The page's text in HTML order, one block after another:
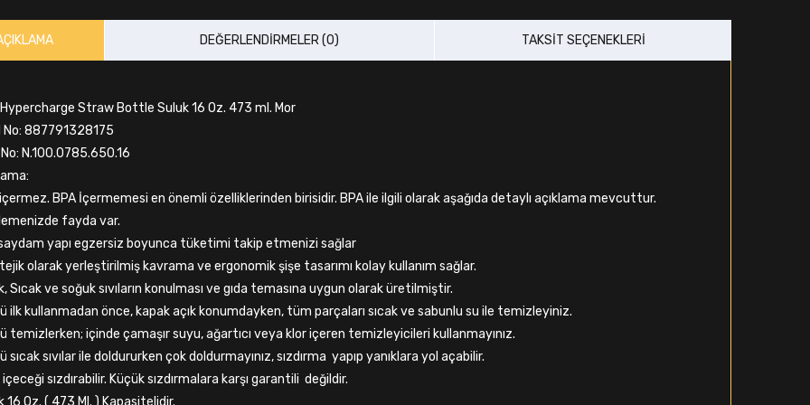
DEĞERLENDIRMELER (0) TAKSIT SEÇENEKLERI
Hypercharge Straw Bottle Suluk 16 Oz. 473 ml. Mor
No: 887791328175
No: N.100.0785.650.16
içermez. BPA İçermemesi en önemli özelliklerinden birisidir. BPA ile ilgili olarak aşağıda detaylı açıklama mevcuttur.
fayda var.
saydam yapı egzersiz boyunca tüketimi takip etmenizi sağlar
olarak yerleştirilmiş kavrama ve ergonomik şişe tasarımı kolay kullanım sağlar.
Sıcak ve soğuk sıvıların konulması ve gıda temasına uygun olarak üretilmiştir.
ilk kullanmadan önce, kapak açık konumdayken, tüm parçaları sıcak ve sabunlu su ile temizleyiniz.
temizlerken; içinde çamaşır suyu, ağartıcı veya klor içeren temizleyicileri kullanmayınız.
sıcak sıvılar ile doldururken çok doldurmayınız, sızdırma yapıp yanıklara yol açabilir.
sızdırabilir. Küçük sızdırmalara karşı garantili değildir.
16 Oz. ( 473 Ml. ) Kapasitelidir.